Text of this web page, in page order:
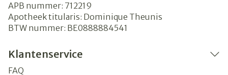
APB nummer: 712219
Apotheek titularis: Dominique Theunis
BTW nummer: BE0888884541
Klantenservice
FAQ